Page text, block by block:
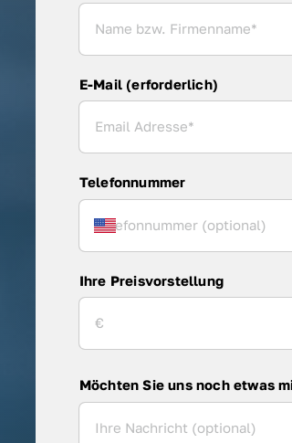
E-Mail (erforderlich)
Telefonnummer
Ihre Preisvorstellung
Möchten Sie uns noch etwas